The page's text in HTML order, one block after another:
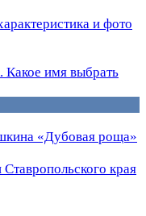
и фото
Какое имя выбрать
«Дубовая роща»
края